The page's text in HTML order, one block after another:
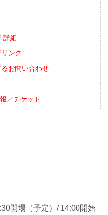
詳細
ンク
お問い合わせ
／チケット
開場（予定）/ 14:00開始